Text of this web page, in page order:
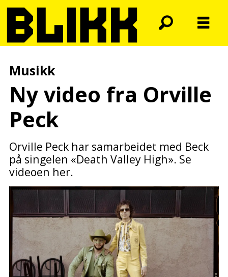
Musikk
Ny video fra Orville
Peck
Orville Peck har samarbeidet med Beck
på singelen «Death Valley High». Se
videoen her.